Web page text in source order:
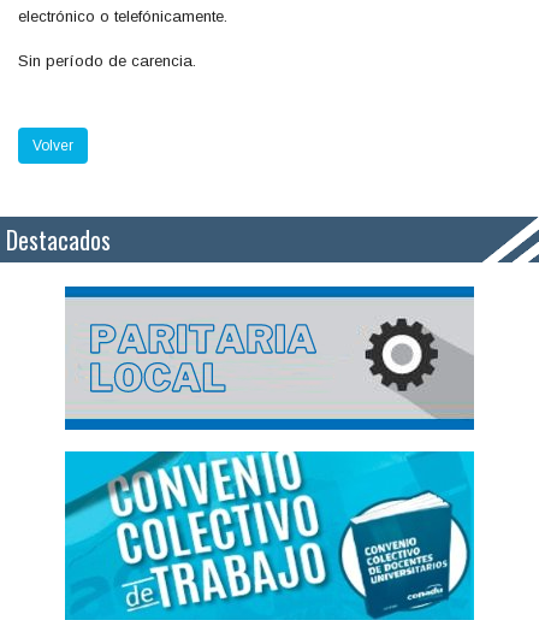
electrónico o telefónicamente.
Sin período de carencia.
Volver
Destacados